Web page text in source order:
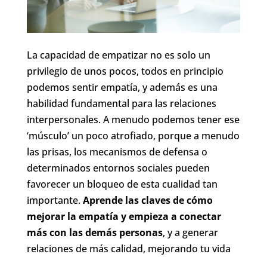
La capacidad de empatizar no es solo un
privilegio de unos pocos, todos en principio
podemos sentir empatía, y además es una
habilidad fundamental para las relaciones
interpersonales. A menudo podemos tener ese
‘músculo’ un poco atrofiado, porque a menudo
las prisas, los mecanismos de defensa o
determinados entornos sociales pueden
favorecer un bloqueo de esta cualidad tan
importante.Aprende las claves de cómo
mejorar la empatía y empieza a conectar
más con las demás personas, y a generar
relaciones de más calidad, mejorando tu vida